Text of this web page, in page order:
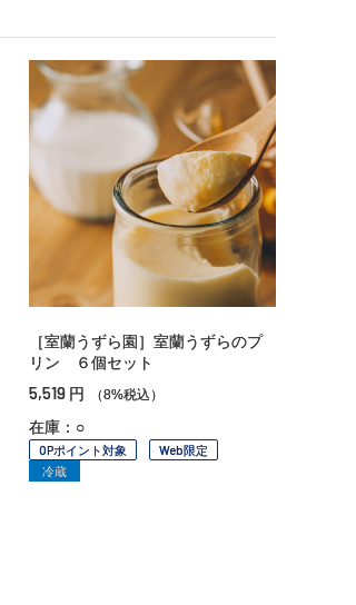
［室蘭うずら園］室蘭うずらのプ
リン ６個セット
5,519 円 （8%税込）
在庫：○
OPポイント対象
Web限定
冷蔵